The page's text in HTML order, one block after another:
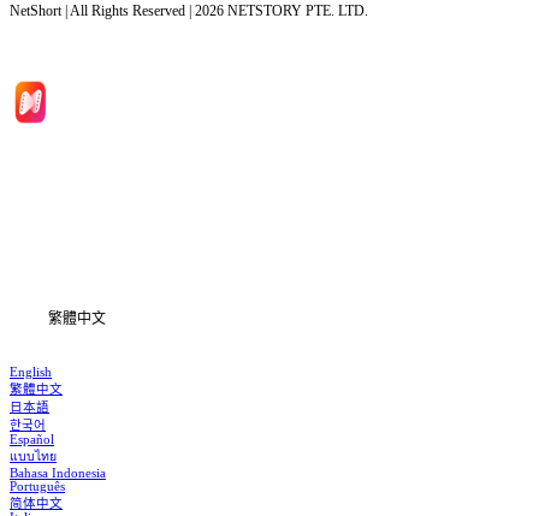
NetShort | All Rights Reserved | 2026 NETSTORY PTE. LTD.
繁體中文
English
繁體中文
日本語
한국어
Español
แบบไทย
Bahasa Indonesia
Português
简体中文